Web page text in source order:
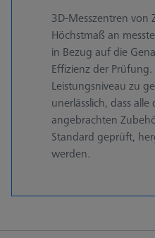
3D-Messzentren von
Höchstmaß an
in Bezug auf die
Effizienz der
Leistungsniveau zu
unerlässlich, dass
angebrachten
Standard geprüft,
werden.